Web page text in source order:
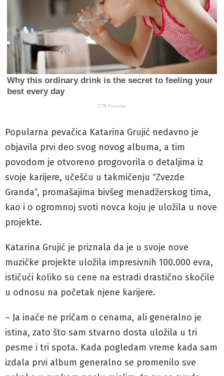
Popularna pevačica Katarina Grujić nedavno je
objavila prvi deo svog novog albuma, a tim
povodom je otvoreno progovorila o detaljima iz
svoje karijere, učešću u takmičenju “Zvezde
Granda”, promašajima bivšeg menadžerskog tima,
kao i o ogromnoj svoti novca koju je uložila u nove
projekte.
Katarina Grujić je priznala da je u svoje nove
muzičke projekte uložila impresivnih 100.000 evra,
ističući koliko su cene na estradi drastično skočile
u odnosu na početak njene karijere.
– Ja inače ne pričam o cenama, ali generalno je
istina, zato što sam stvarno dosta uložila u tri
pesme i tri spota. Kada pogledam vreme kada sam
izdala prvi album generalno se promenilo sve